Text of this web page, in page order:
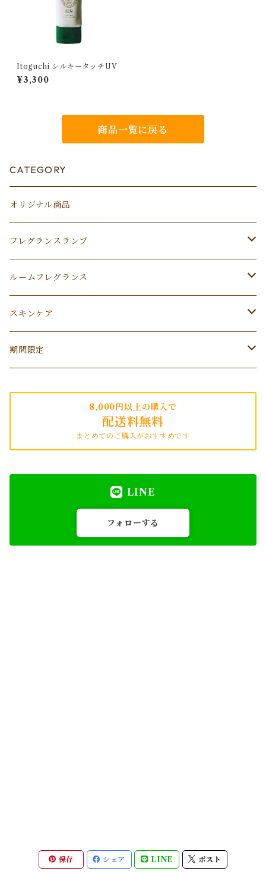
Itoguchi シルキータッチUV
¥3,300
商品一覧に戻る
CATEGORY
オリジナル商品
フレグランスランプ
ランプ
L
S
アシュレイ＆バーウッドオイル
消耗品
ルームフレグランス
ディフューザー
木と果
サシェ
スキンケア
みどり繭
期間限定
8,000円以上の購入で
配送料無料
まとめてのご購入がおすすめです
LINE
フォローする
保存 シェア LINE ポスト